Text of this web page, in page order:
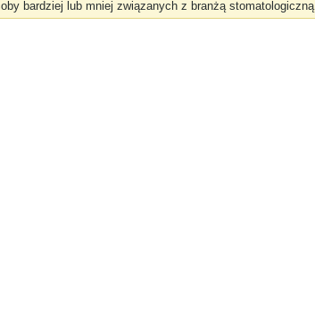
bardziej lub mniej związanych z branżą